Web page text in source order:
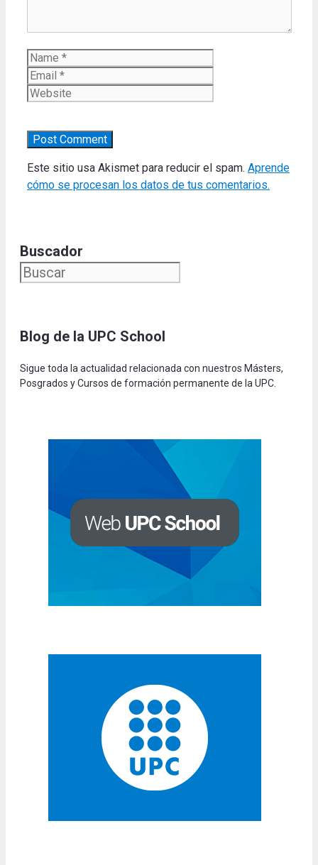
Name
Este sitio usa Akismet para reducir el spam. Aprende
cómo se procesan los datos de tus comentarios.
Buscador
Blog de la UPC School
Sigue toda la actualidad relacionada con nuestros Másters,
Posgrados y Cursos de formación permanente de la UPC.